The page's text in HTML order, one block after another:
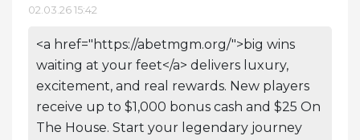
02.03.26 15:42
<a href="https://abetmgm.org/">big wins
waiting at your feet</a> delivers luxury,
excitement, and real rewards. New players
receive up to $1,000 bonus cash and $25 On
The House. Start your legendary journey